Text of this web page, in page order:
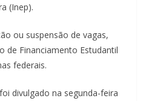
(Inep).
ou suspensão de vagas,
de Financiamento Estudantil
federais.
divulgado na segunda-feira